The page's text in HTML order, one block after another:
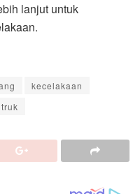
lanjut untuk
kecelakaan